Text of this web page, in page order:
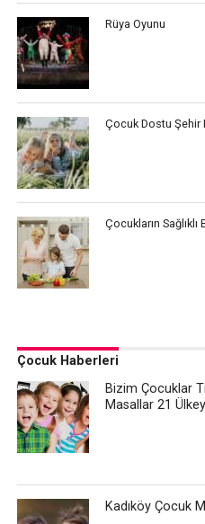
Rüya Oyunu
Çocuk Dostu Şehir
Çocukların
Çocuk Haberleri
Bizim Çocuklar
Masallar 21
Kadıköy Çocuk